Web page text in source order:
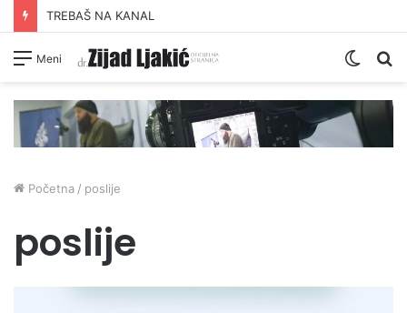
TREBAŠ NA KANAL
Meni
Switch
Početna / poslije
poslije